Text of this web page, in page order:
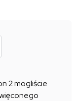
2 mogliście